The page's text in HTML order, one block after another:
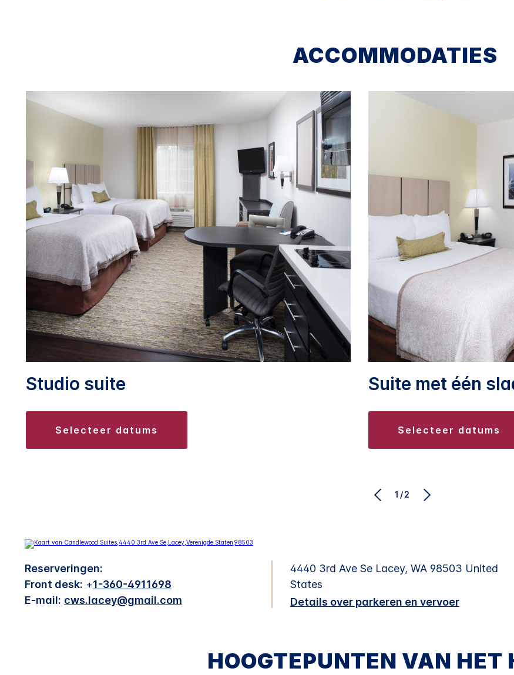
ACCOMMODATIES
Studio suite
selecteer datums
Suite met één
selecteer datums
1/2
Reserveringen:
Front desk: +1-360-4911698
E-mail: cws.lacey@gmail.com
4440 3rd Ave Se Lacey, WA 98503 United
States
Details over parkeren en vervoer
HOOGTEPUNTEN VAN HET